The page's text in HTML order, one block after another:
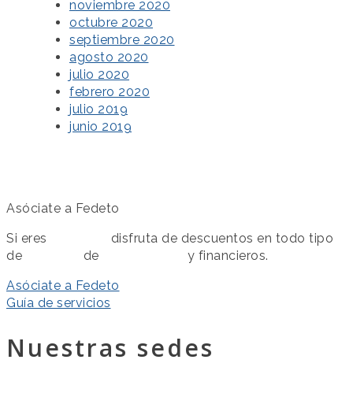
noviembre 2020
octubre 2020
septiembre 2020
agosto 2020
julio 2020
febrero 2020
julio 2019
junio 2019
Asóciate a Fedeto
Si eres
disfruta de descuentos en todo tipo
de
de
y financieros.
Asóciate a Fedeto
Guía de servicios
Nuestras sedes